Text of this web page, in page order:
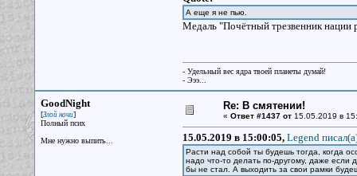
А еще я не пью.
Медаль "Почётный трезвенник нации
- Удельный вес ядра твоей планеты думай!
- Эээ...
GoodNight
[Злой ночи]
Полный псих
Мне нужно выпить...
Re: В смятении!
« Ответ #1437 от15.05.2019 в
15.05.2019 в 15:00:05, Legend
Расти над собой ты будешь тогда, когда
надо что-то делать по-другому, даже если
бы не стал. А выходить за свои рамки